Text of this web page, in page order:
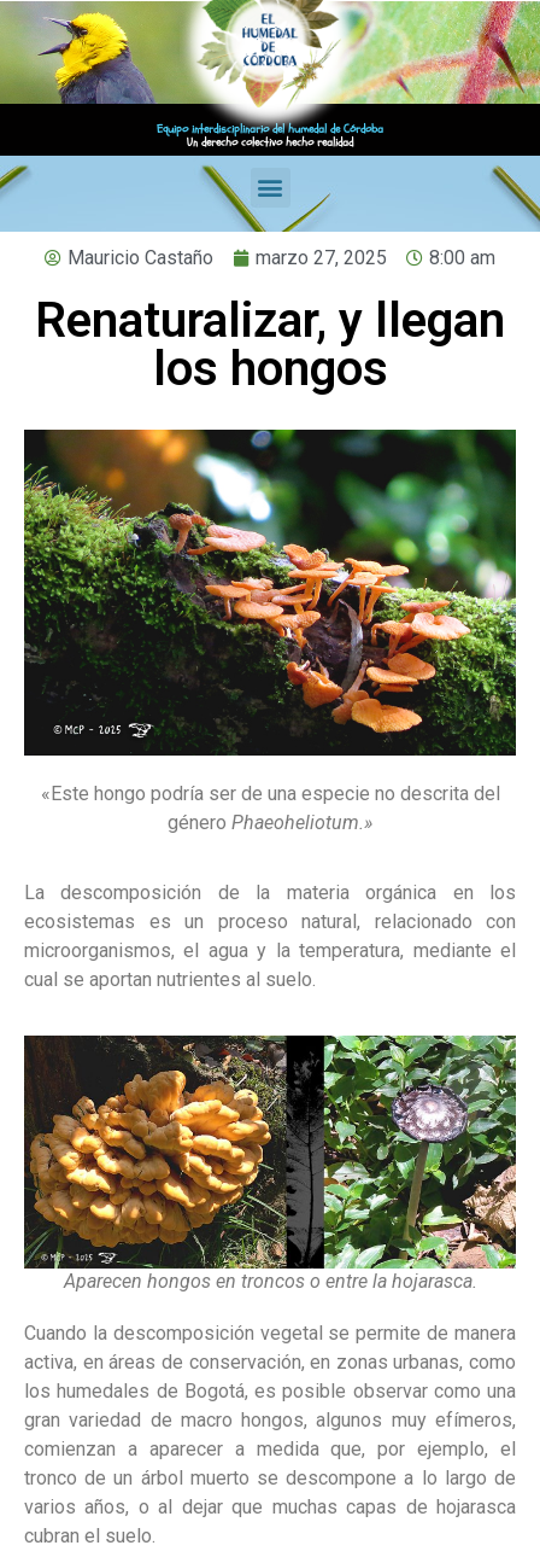
Equipo interdisciplinario del humedal de Córdoba
Un derecho colectivo hecho realidad
Mauricio Castaño marzo 27, 2025 8:00 am
Renaturalizar, y llegan
los hongos
«Este hongo podría ser de una especie no descrita del
género Phaeoheliotum.»
La descomposición de la materia orgánica en los
ecosistemas es un proceso natural, relacionado con
microorganismos, el agua y la temperatura, mediante el
cual se aportan nutrientes al suelo.
Aparecen hongos en troncos o entre la hojarasca.
Cuando la descomposición vegetal se permite de manera
activa, en áreas de conservación, en zonas urbanas, como
los humedales de Bogotá, es posible observar como una
gran variedad de macro hongos, algunos muy efímeros,
comienzan a aparecer a medida que, por ejemplo, el
tronco de un árbol muerto se descompone a lo largo de
varios años, o al dejar que muchas capas de hojarasca
cubran el suelo.